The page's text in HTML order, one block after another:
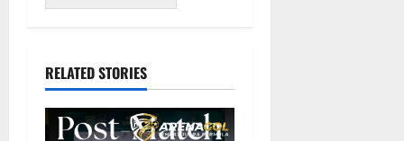
RELATED STORIES